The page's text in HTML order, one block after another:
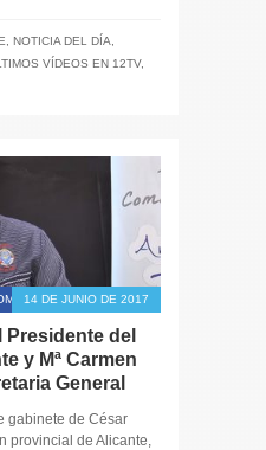
NOTICIA DEL DÍA
VÍDEOS EN 12TV,
14 DE JUNIO DE 2017
Presidente del
y Mª Carmen
General
gabinete de César
provincial de Alicante,